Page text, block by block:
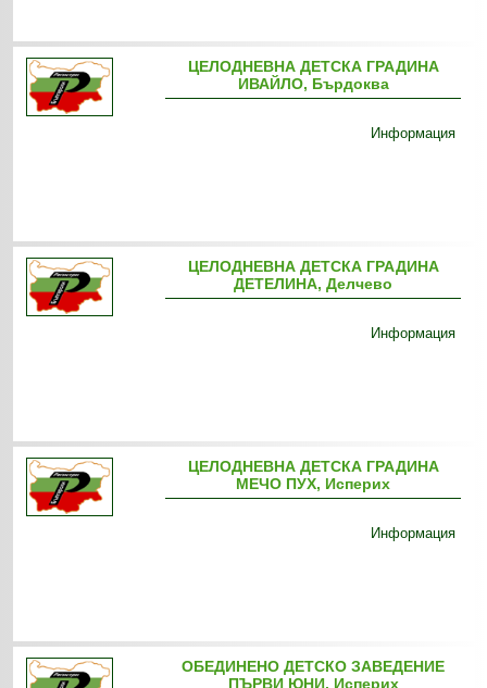
ЦЕЛОДНЕВНА ДЕТСКА ГРАДИНА
ИВАЙЛО, Бърдоква
Информация
ЦЕЛОДНЕВНА ДЕТСКА ГРАДИНА
ДЕТЕЛИНА, Делчево
Информация
ЦЕЛОДНЕВНА ДЕТСКА ГРАДИНА
МЕЧО ПУХ, Исперих
Информация
ОБЕДИНЕНО ДЕТСКО ЗАВЕДЕНИЕ
ПЪРВИ ЮНИ, Исперих